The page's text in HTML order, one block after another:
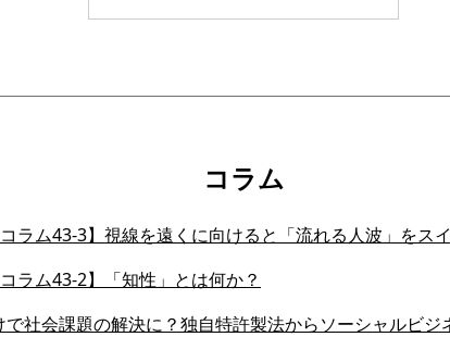
コラム
ラム43-3】視線を遠くに向けると「流れる人波」をス
ラム43-2】「知性」とは何か？
社会課題の解決に？独自特許製法からソーシャルビ